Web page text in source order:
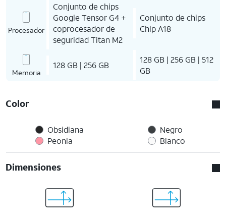
Procesador
Conjunto de chips
Google Tensor G4 +
coprocesador de
seguridad Titan M2
Conjunto de chips
Chip A18
Memoria
128 GB | 256 GB
128 GB | 256 GB | 512
GB
Color
Obsidiana
Peonia
Negro
Blanco
Dimensiones